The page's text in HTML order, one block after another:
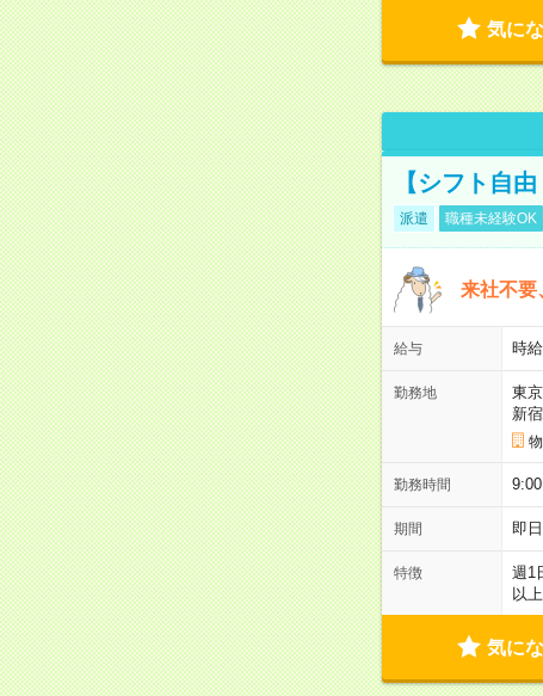
気に
【シフト自
派遣 職種未経験OK
来社不要
給与 時
勤務地
東
新
勤務時間
期間 即
特徴 週1
以
気に